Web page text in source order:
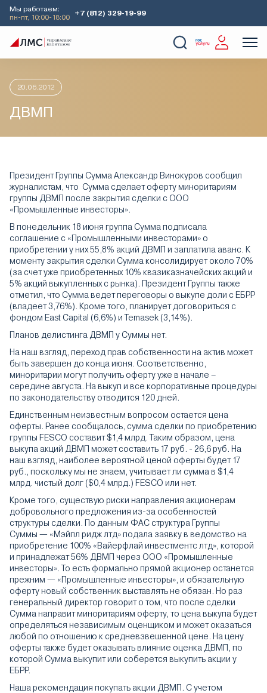
Мы работаем:
пн-пт, 10:00-18:00
+7 (812) 329-19-99
Главная Аналитика
20.06.2012
ДВМП
Президент Группы Сумма Александр Винокуров сообщил
журналистам, что Сумма сделает оферту миноритариям
группы ДВМП после закрытия сделки с ООО
«Промышленные инвесторы».
В понедельник 18 июня группа Сумма подписала
соглашение с «Промышленными инвесторами» о
приобретении у них 55,8% акций ДВМП и заплатила аванс. К
моменту закрытия сделки Сумма консолидирует около 70%
(за счет уже приобретенных 10% квазиказначейских акций и
5% акций выкупленных с рынка). Президент Группы также
отметил, что Сумма ведет переговоры о выкупе доли с ЕБРР
(владеет 3,76%). Кроме того, планирует договориться с
фондом East Capital (6,6%) и Temasek (3,14%).
Планов делистинга ДВМП у Суммы нет.
На наш взгляд, переход прав собственности на актив может
быть завершен до конца июня. Соответственно,
миноритарии могут получить оферту уже в начале –
середине августа. На выкуп и все корпоративные процедуры
по законодательству отводится 120 дней.
Единственным неизвестным вопросом остается цена
оферты. Ранее сообщалось, сумма сделки по приобретению
группы FESCO составит $1,4 млрд. Таким образом, цена
выкупа акций ДВМП может составить 17 руб. - 26,6 руб. На
наш взгляд, наиболее вероятной ценой оферты будет 17
руб., поскольку мы не знаем, учитывает ли сумма в $1,4
млрд. чистый долг ($0,4 млрд.) FESCO или нет.
Кроме того, существую риски направления акционерам
добровольного предложения из-за особенностей
структуры сделки. По данным ФАС структура Группы
Суммы — «Мэйпл ридж лтд» подала заявку в ведомство на
приобретение 100% «Вайерфлай инвестментс лтд», которой
и принадлежат 56% ДВМП через ООО «Промышленные
инвесторы». То есть формально прямой акционер останется
прежним — «Промышленные инвесторы», и обязательную
оферту новый собственник выставлять не обязан. Но раз
генеральный директор говорит о том, что после сделки
Сумма направит миноритариям оферту, то цена выкупа будет
определяться независимым оценщиком и может оказаться
любой по отношению к средневзвешенной цене. На цену
оферты также будет оказывать влияние оценка ДВМП, по
которой Сумма выкупит или соберется выкупить акции у
ЕБРР.
Наша рекомендация покупать акции ДВМП. С учетом